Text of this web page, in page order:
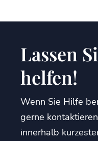
Lassen
helfen!
Wenn Sie Hilfe
gerne
innerhalb